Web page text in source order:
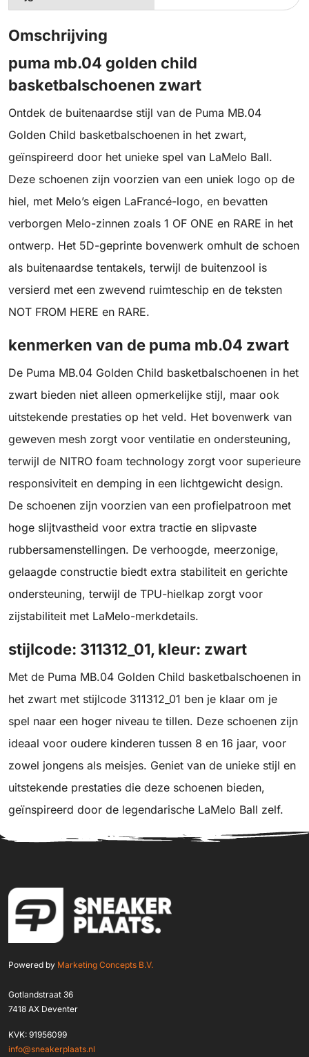
Omschrijving
puma mb.04 golden child
basketbalschoenen zwart
Ontdek de buitenaardse stijl van de Puma MB.04
Golden Child basketbalschoenen in het zwart,
geïnspireerd door het unieke spel van LaMelo Ball.
Deze schoenen zijn voorzien van een uniek logo op de
hiel, met Melo’s eigen LaFrancé-logo, en bevatten
verborgen Melo-zinnen zoals 1 OF ONE en RARE in het
ontwerp. Het 5D-geprinte bovenwerk omhult de schoen
als buitenaardse tentakels, terwijl de buitenzool is
versierd met een zwevend ruimteschip en de teksten
NOT FROM HERE en RARE.
kenmerken van de puma mb.04 zwart
De Puma MB.04 Golden Child basketbalschoenen in het
zwart bieden niet alleen opmerkelijke stijl, maar ook
uitstekende prestaties op het veld. Het bovenwerk van
geweven mesh zorgt voor ventilatie en ondersteuning,
terwijl de NITRO foam technology zorgt voor superieure
responsiviteit en demping in een lichtgewicht design.
De schoenen zijn voorzien van een profielpatroon met
hoge slijtvastheid voor extra tractie en slipvaste
rubbersamenstellingen. De verhoogde, meerzonige,
gelaagde constructie biedt extra stabiliteit en gerichte
ondersteuning, terwijl de TPU-hielkap zorgt voor
zijstabiliteit met LaMelo-merkdetails.
stijlcode: 311312_01, kleur: zwart
Met de Puma MB.04 Golden Child basketbalschoenen in
het zwart met stijlcode 311312_01 ben je klaar om je
spel naar een hoger niveau te tillen. Deze schoenen zijn
ideaal voor oudere kinderen tussen 8 en 16 jaar, voor
zowel jongens als meisjes. Geniet van de unieke stijl en
uitstekende prestaties die deze schoenen bieden,
geïnspireerd door de legendarische LaMelo Ball zelf.
Powered by Marketing Concepts B.V.
Gotlandstraat 36
7418 AX Deventer
KVK: 91956099
info@sneakerplaats.nl